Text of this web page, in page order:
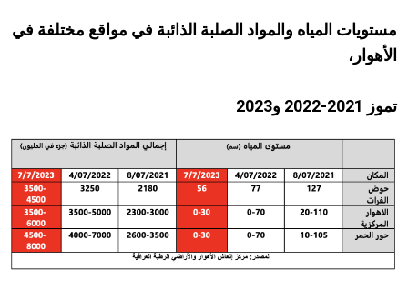
مستويات المياه والمواد الصلبة الذائبة في مواقع مختلفة في
الأهوار،
تموز 2021
-
2022 و2023